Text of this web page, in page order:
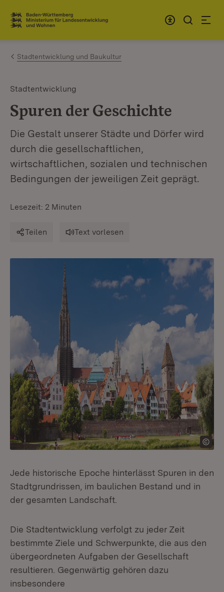
Zum Inhalt springen
Link zur Startseite
Stadtentwicklung und Baukultur
Stadtentwicklung
Spuren der Geschichte
Die Gestalt unserer Städte und Dörfer wird
durch die gesellschaftlichen,
wirtschaftlichen, sozialen und technischen
Bedingungen der jeweiligen Zeit geprägt.
Lesezeit: 2 Minuten
Teilen Text vorlesen
Jede historische Epoche hinterlässt Spuren in den
Stadtgrundrissen, im baulichen Bestand und in
der gesamten Landschaft.
Die Stadtentwicklung verfolgt zu jeder Zeit
bestimmte Ziele und Schwerpunkte, die aus den
übergeordneten Aufgaben der Gesellschaft
resultieren. Gegenwärtig gehören dazu
insbesondere